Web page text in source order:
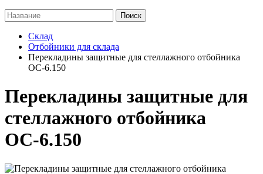
Поиск
Склад
Отбойники для склада
Перекладины защитные для стеллажного отбойника
ОС-6.150
Перекладины защитные для
стеллажного отбойника
ОС-6.150